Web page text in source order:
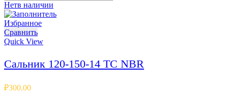
Нетв наличии
Избранное
Сравнить
Quick View
Сальник 120-150-14 TC NBR
₽300.00